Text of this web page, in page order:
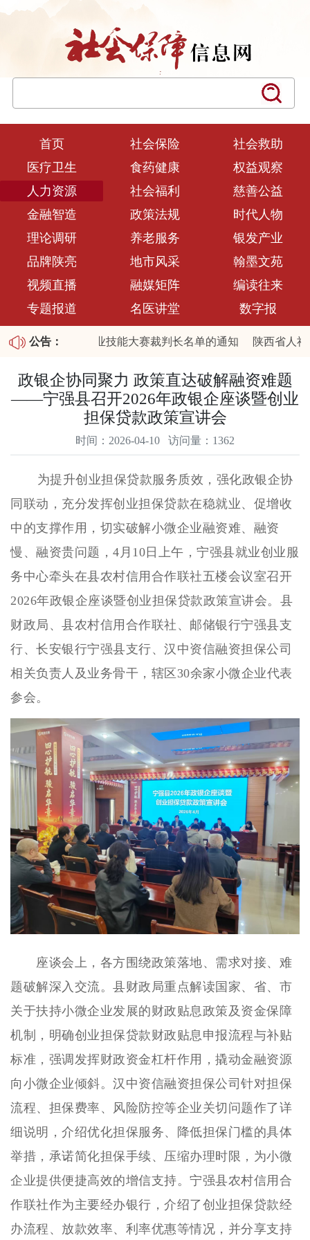
首页 社会保险
社会救助
医疗卫生
食药健康
权益观察
人力资源
社会福利
慈善公益
金融智造
政策法规
时代人物
理论调研
养老服务
银发产业
品牌陕亮
地市风采
翰墨文苑
视频直播
融媒矩阵
编读往来
专题报道
名医讲堂 数字报
公告：
布陕西省2026职业技能大赛裁判长名单的通知 陕西省人社
年第四批拖欠农民工工资失信联合惩戒对象名单和重大劳动
政银企协同聚力 政策直达破解融资难题
——宁强县召开2026年政银企座谈暨创业
担保贷款政策宣讲会
时间：2026-04-10 访问量：1362
为提升创业担保贷款服务质效，强化政银企协
同联动，充分发挥创业担保贷款在稳就业、促增收
中的支撑作用，切实破解小微企业融资难、融资
慢、融资贵问题，4月10日上午，宁强县就业创业服
务中心牵头在县农村信用合作联社五楼会议室召开
2026年政银企座谈暨创业担保贷款政策宣讲会。县
财政局、县农村信用合作联社、邮储银行宁强县支
行、长安银行宁强县支行、汉中资信融资担保公司
相关负责人及业务骨干，辖区30余家小微企业代表
参会。
座谈会上，各方围绕政策落地、需求对接、难
题破解深入交流。县财政局重点解读国家、省、市
关于扶持小微企业发展的财政贴息政策及资金保障
机制，明确创业担保贷款财政贴息申报流程与补贴
标准，强调发挥财政资金杠杆作用，撬动金融资源
向小微企业倾斜。汉中资信融资担保公司针对担保
流程、担保费率、风险防控等企业关切问题作了详
细说明，介绍优化担保服务、降低担保门槛的具体
举措，承诺简化担保手续、压缩办理时限，为小微
企业提供便捷高效的增信支持。宁强县农村信用合
作联社作为主要经办银行，介绍了创业担保贷款经
办流程、放款效率、利率优惠等情况，并分享支持